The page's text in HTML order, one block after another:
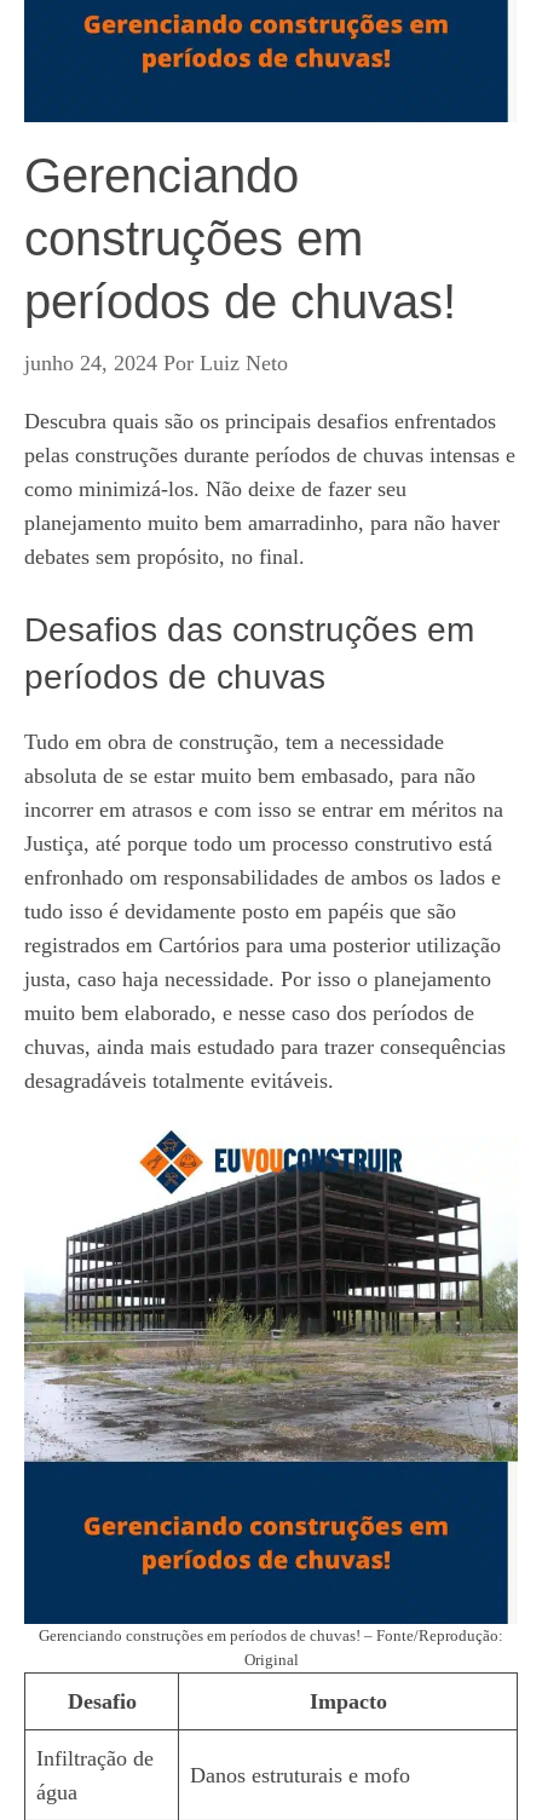
Gerenciando
construções em
períodos de chuvas!
junho 24, 2024 Por Luiz Neto
Descubra quais são os principais desafios enfrentados
pelas construções durante períodos de chuvas intensas e
como minimizá-los. Não deixe de fazer seu
planejamento muito bem amarradinho, para não haver
debates sem propósito, no final.
Desafios das construções em
períodos de chuvas
Tudo em obra de construção, tem a necessidade
absoluta de se estar muito bem embasado, para não
incorrer em atrasos e com isso se entrar em méritos na
Justiça, até porque todo um processo construtivo está
enfronhado om responsabilidades de ambos os lados e
tudo isso é devidamente posto em papéis que são
registrados em Cartórios para uma posterior utilização
justa, caso haja necessidade. Por isso o planejamento
muito bem elaborado, e nesse caso dos períodos de
chuvas, ainda mais estudado para trazer consequências
desagradáveis totalmente evitáveis.
Gerenciando construções em períodos de chuvas! – Fonte/Reprodução:
Original
Desafio Impacto
Infiltração de
água
Danos estruturais e mofo